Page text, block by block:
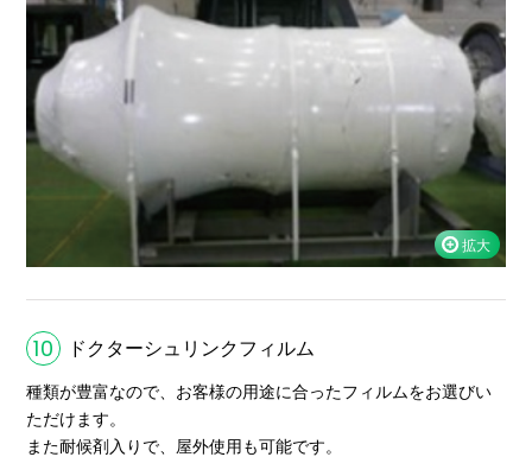
10 ドクターシュリンクフィルム
種類が豊富なので、お客様の用途に合ったフィルムをお選びい
ただけます。
また耐候剤入りで、屋外使用も可能です。